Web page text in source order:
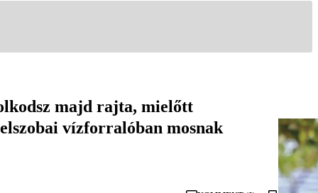
majd rajta, mielőtt
vízforralóban mosnak